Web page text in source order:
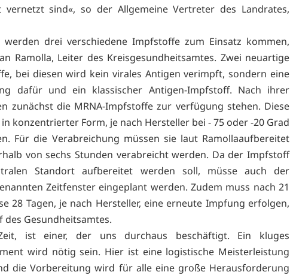
sind«, so der Allgemeine Vertreter des Landrates,
werden drei verschiedene Impfstoffe zum Einsatz kommen,
Ramolla, Leiter des Kreisgesundheitsamtes. Zwei neuartige
bei diesen wird kein virales Antigen verimpft, sondern eine
dafür und ein klassischer Antigen-Impfstoff. Nach ihrer
zunächst die MRNA-Impfstoffe zur verfügung stehen. Diese
konzentrierter Form, je nach Hersteller bei - 75 oder -20 Grad
Für die Verabreichung müssen sie laut Ramollaaufbereitet
von sechs Stunden verabreicht werden. Da der Impfstoff
Standort aufbereitet werden soll, müsse auch der
Zeitfenster eingeplant werden. Zudem muss nach 21
28 Tagen, je nach Hersteller, eine erneute Impfung erfolgen,
des Gesundheitsamtes.
ist einer, der uns durchaus beschäftigt. Ein kluges
wird nötig sein. Hier ist eine logistische Meisterleistung
die Vorbereitung wird für alle eine große Herausforderung